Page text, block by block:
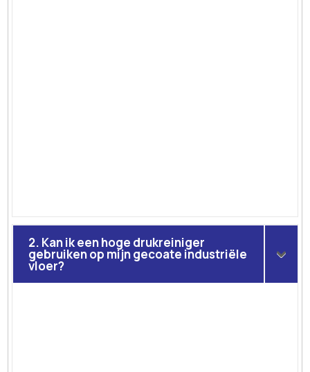
2. Kan ik een hoge drukreiniger
gebruiken op mijn gecoate industriële
vloer?